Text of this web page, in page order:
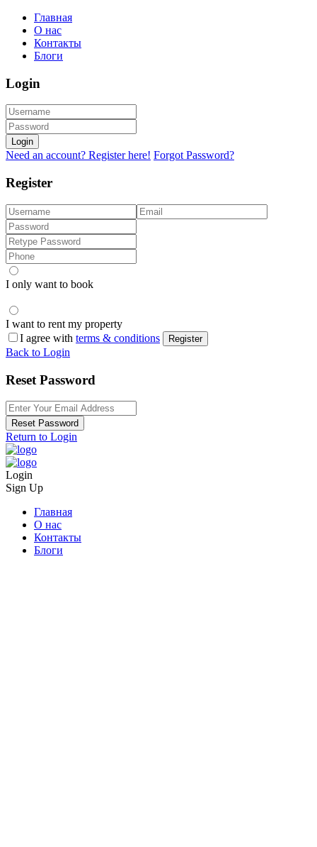
Главная
О нас
Контакты
Блоги
Login
Login
Need an account? Register here! Forgot Password?
Register
I only want to book
I want to rent my property
I agree with terms & conditions Register
Back to Login
Reset Password
Reset Password
Return to Login
Login
Sign Up
Главная
О нас
Контакты
Блоги